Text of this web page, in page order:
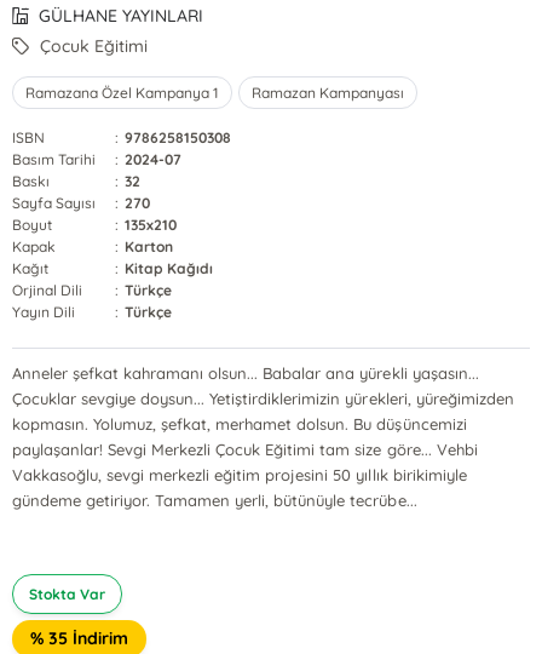
GÜLHANE YAYINLARI
Çocuk Eğitimi
Ramazana Özel Kampanya 1 Ramazan Kampanyası
ISBN : 9786258150308
Basım Tarihi
: 2024-07
Baskı
: 32
Sayfa Sayısı
: 270
Boyut
: 135x210
Kapak
: Karton
Kağıt
: Kitap Kağıdı
Orjinal Dili
: Türkçe
Yayın Dili
: Türkçe
Anneler şefkat kahramanı olsun... Babalar ana yürekli yaşasın...
Çocuklar sevgiye doysun... Yetiştirdiklerimizin yürekleri, yüreğimizden
kopmasın. Yolumuz, şefkat, merhamet dolsun. Bu düşüncemizi
paylaşanlar! Sevgi Merkezli Çocuk Eğitimi tam size göre... Vehbi
Vakkasoğlu, sevgi merkezli eğitim projesini 50 yıllık birikimiyle
gündeme getiriyor. Tamamen yerli, bütünüyle tecrübe...
Stokta Var
% 35 İndirim